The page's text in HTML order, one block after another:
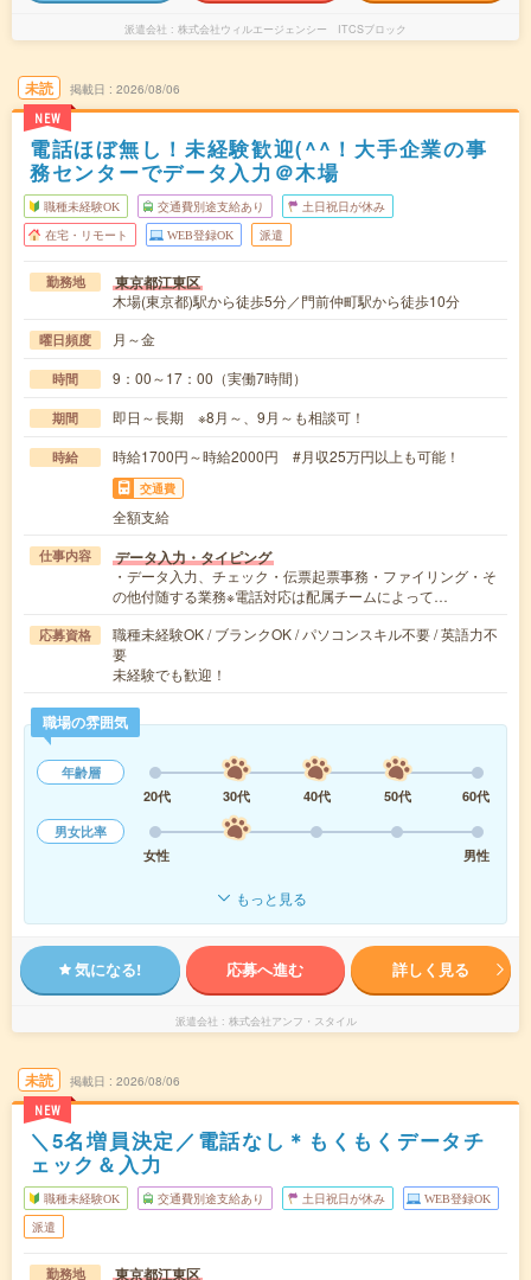
派遣会社 株式会社ウィルエージェンシー ITCSブロック
未読
NEW
掲載日 2026/08/06
電話ほぼ無し！未経験歓迎(^^！大手企業の事
務センターでデータ入力＠木場
職種未経験OK 交通費別途支給あり 土日祝日が休み
在宅・リモート WEB登録OK 派遣
勤務地 東京都江東区
木場(東京都)駅から徒歩5分／門前仲町駅から徒歩10分
曜日頻度 月～金
時間 9：00～17：00（実働7時間）
期間 即日～長期 ※8月～、9月～も相談可！
時給 時給1700円～時給2000円 #月収25万円以上も可能！
交通費
全額支給
仕事内容 データ入力・タイピング
・データ入力、チェック・伝票起票事務・ファイリング・そ
の他付随する業務※電話対応は配属チームによって…
応募資格
職種未経験OK / ブランクOK / パソコンスキル不要 / 英語力不
要
未経験でも歓迎！
職場の雰囲気
年齢層
20代
30代 40代 50代
60代
男女比率
女性
男性
もっと見る
気になる! 応募へ進む 詳しく見る
派遣会社 株式会社アンフ・スタイル
未読
NEW
掲載日 2026/08/06
＼5名増員決定／電話なし＊もくもくデータチ
ェック＆入力
職種未経験OK 交通費別途支給あり 土日祝日が休み WEB登録OK
派遣
勤務地 東京都江東区